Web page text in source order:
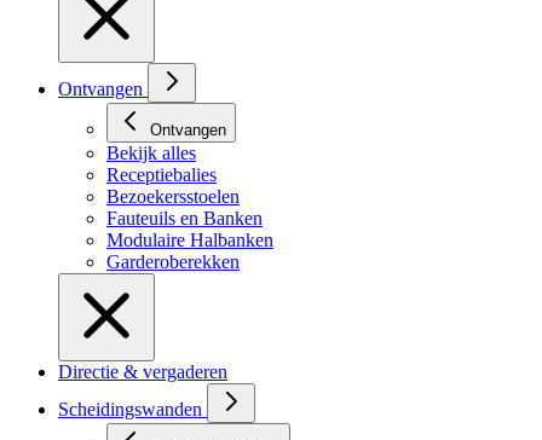
Ontvangen
Ontvangen
Bekijk alles
Receptiebalies
Bezoekersstoelen
Fauteuils en Banken
Modulaire Halbanken
Garderoberekken
Directie & vergaderen
Scheidingswanden